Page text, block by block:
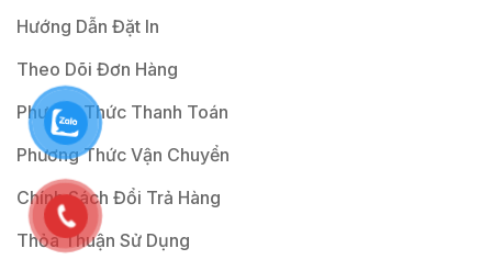
Hướng Dẫn Đặt In
Theo Dõi Đơn Hàng
Phương Thức Thanh Toán
Phương Thức Vận Chuyển
Chính Sách Đổi Trả Hàng
Thỏa Thuận Sử Dụng